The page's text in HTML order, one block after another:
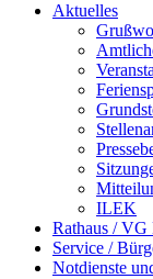
Aktuelles
ILEK
Rathaus / VG
Service /
Notdienste